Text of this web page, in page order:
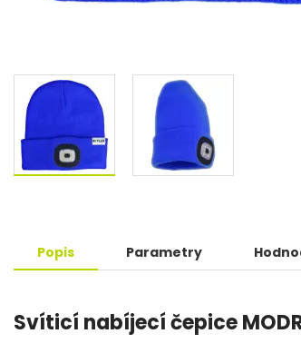
Popis Parametry
Svíticí nabíjecí čepice